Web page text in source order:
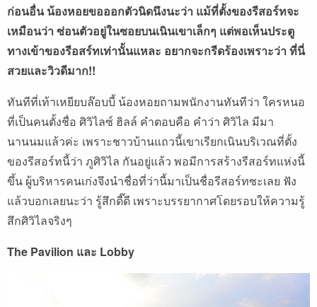
ก่อนอื่น น้องหอยขอออกตัวนิดนึงนะว่า แม้ที่ตั้งของรีสอร์ทจะ
เหมือนว่า ซ่อนตัวอยู่ในซอยบนเนินเขาเล็กๆ แต่พอเห็นประตู
ทางเข้าของรีอสร์ทเท่านั้นแหละ อยากจะกรีดร้องเพราะว่า ที่นี่
สวยและวิวดีมาก!!
ทันทีที่เท้าเหยียบล๊อบบี้ น้องหอยถามพนักงานทันทีว่า ใครหนอ
ที่เป็นคนตั้งชื่อ ศิวิไลซ์ ฮิลล์ คำตอบคือ คำว่า ศิวิไล มีมา
นานนมแล้วค่ะ เพราะชาวบ้านแถวนี้เขาเรียกเนินบริเวณที่ตั้ง
ของรีสอร์ทนี้ว่า ภูศิวิไล กันอยู่แล้ว พอมีการสร้างรีสอร์ทแห่งนี้
ขึ้น ผู้บริหารคนเก่งจึงนำชื่อที่ว่านี้มาเป็นชื่อรีสอร์ทซะเลย ฟัง
แล้วบอกเลยนะว่า รู้สึกดี๊ดี เพราะบรรยากาศโดยรอบให้ความรู้
สึกศิวิไลจริงๆ
The Pavilion และ Lobby